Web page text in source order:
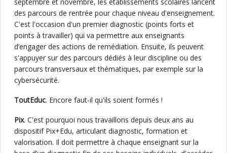
des parcours de rentrée pour chaque niveau d'enseignement.
C'est l'occasion d'un premier diagnostic (points forts et
points à travailler) qui va permettre aux enseignants
d’engager des actions de remédiation. Ensuite, ils peuvent
s'appuyer sur des parcours dédiés à leur discipline ou des
parcours transversaux et thématiques, par exemple sur la
cybersécurité.
ToutEduc. Encore faut-il qu'ils soient formés !
Pix. C'est pourquoi nous travaillons depuis deux ans au
dispositif Pix+Edu, articulant diagnostic, formation et
valorisation. Il doit permettre à chaque enseignant sur la